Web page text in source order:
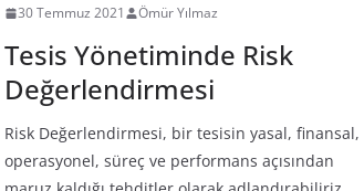
30 Temmuz 2021 Ömür Yılmaz
Tesis Yönetiminde Risk
Değerlendirmesi
Risk Değerlendirmesi, bir tesisin yasal, finansal,
operasyonel, süreç ve performans açısından